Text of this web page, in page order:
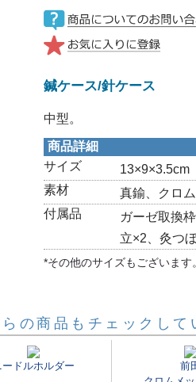
鍼ケース/針ケース
中型。
商品詳細
サイズ
13×9×3.5cm
素材
真鍮、クロ
付属品
ガーゼ取換
立×2、灸つ
*その他のサイズもございます
の商品もチェックして
ードルホルダー
前